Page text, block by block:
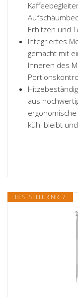
Erhitzen und
Integriertes
gemacht mit
Inneren des
aus
kühl bleibt
BESTSELLER NR. 7